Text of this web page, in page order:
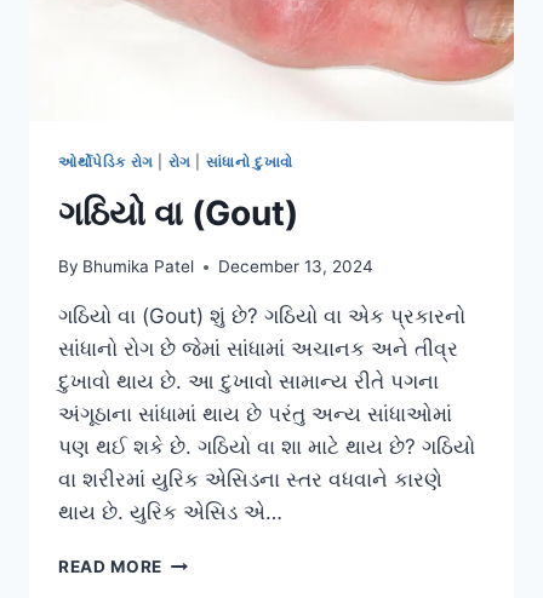
ઓર્થોપેડિક રોગ રોગ સાંધાનો દુખાવો
ગઠિયો વા (Gout)
By Bhumika Patel December 13, 2024
ગઠિયો વા (Gout) શું છે? ગઠિયો વા એક પ્રકારનો
સાંધાનો રોગ છે જેમાં સાંધામાં અચાનક અને તીવ્ર
દુખાવો થાય છે. આ દુખાવો સામાન્ય રીતે પગના
અંગૂઠાના સાંધામાં થાય છે પરંતુ અન્ય સાંધાઓમાં
પણ થઈ શકે છે. ગઠિયો વા શા માટે થાય છે? ગઠિયો
વા શરીરમાં યુરિક એસિડના સ્તર વધવાને કારણે
થાય છે. યુરિક એસિડ એ…
READ MORE ગઠિયો